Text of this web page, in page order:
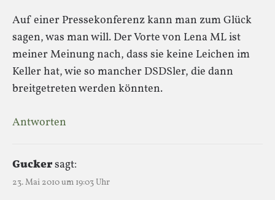
Auf einer Pressekonferenz kann man zum Glück
sagen, was man will. Der Vorte von Lena ML ist
meiner Meinung nach, dass sie keine Leichen im
Keller hat, wie so mancher DSDSler, die dann
breitgetreten werden könnten.
Antworten
Guckersagt:
23. Mai 2010 um 19:03 Uhr